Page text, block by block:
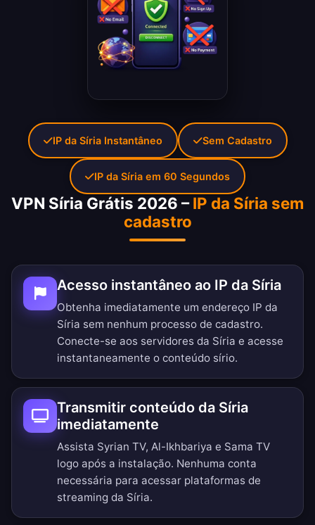
VPN Síria Grátis 2026 –IP da Síria sem
cadastro
Acesso instantâneo ao IP da Síria
Obtenha imediatamente um endereço IP da
Síria sem nenhum processo de cadastro.
Conecte-se aos servidores da Síria e acesse
instantaneamente o conteúdo sírio.
Transmitir conteúdo da Síria
imediatamente
Assista Syrian TV, Al-Ikhbariya e Sama TV
logo após a instalação. Nenhuma conta
necessária para acessar plataformas de
streaming da Síria.
IP da Síria Instantâneo Sem Cadastro
IP da Síria em 60 Segundos